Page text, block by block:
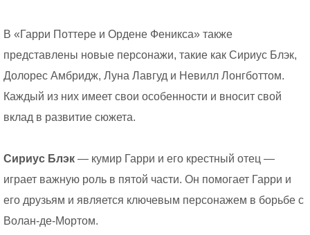
В «Гарри Поттере и Ордене Феникса» также
представлены новые персонажи, такие как Сириус Блэк,
Долорес Амбридж, Луна Лавгуд и Невилл Лонгботтом.
Каждый из них имеет свои особенности и вносит свой
вклад в развитие сюжета.
Сириус Блэк — кумир Гарри и его крестный отец —
играет важную роль в пятой части. Он помогает Гарри и
его друзьям и является ключевым персонажем в борьбе с
Волан-де-Мортом.